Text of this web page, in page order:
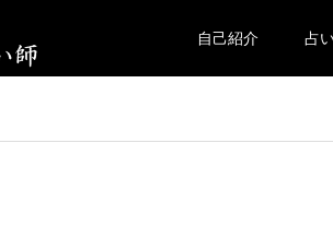
自己紹介 占